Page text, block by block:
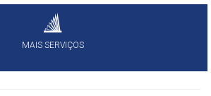
MAIS SERVIÇOS